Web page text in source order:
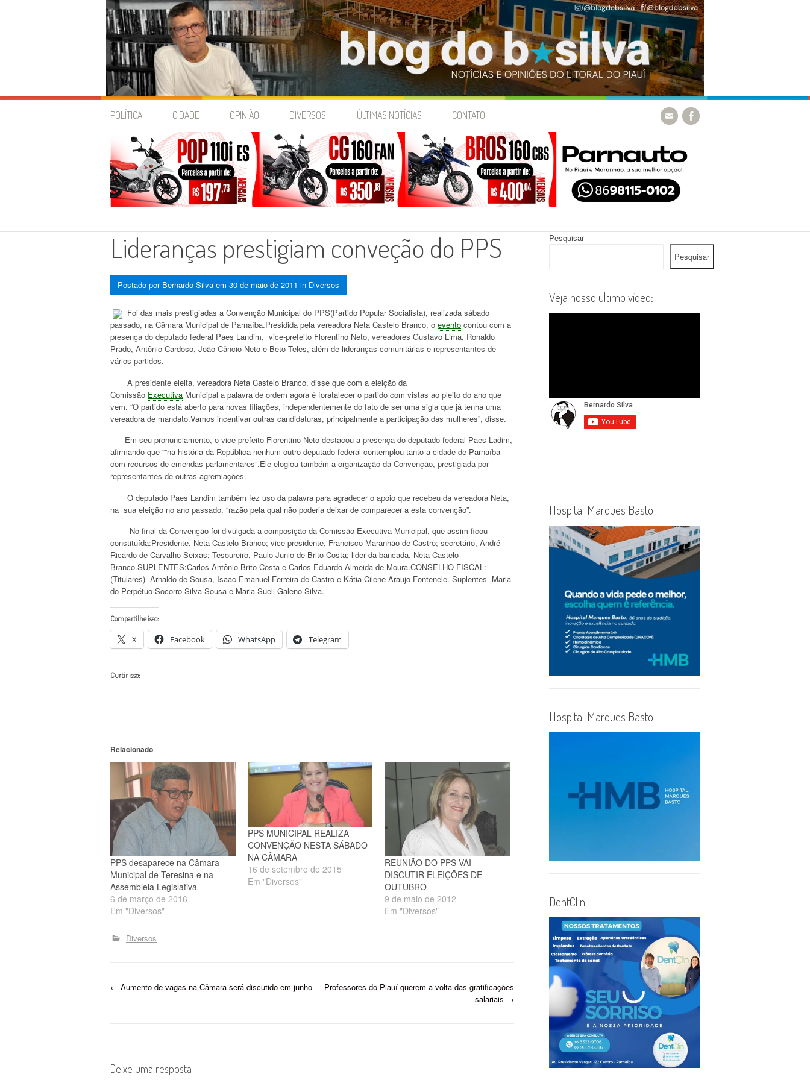
Skip
POLÍTICA CIDADE OPINIÃO DIVERSOS ÚLTIMAS NOTÍCIAS CONTATO
Lideranças prestigiam conveção do PPS
Postado por Bernardo Silva em 30 de maio de 2011 in Diversos
Foi das mais prestigiadas a Convenção Municipal do PPS(Partido Popular Socialista), realizada sábado
passado, na Câmara Municipal de Parnaíba.Presidida pela vereadora Neta Castelo Branco, o evento contou com a
presença do deputado federal Paes Landim, vice-prefeito Florentino Neto, vereadores Gustavo Lima, Ronaldo
Prado, Antônio Cardoso, João Câncio Neto e Beto Teles, além de lideranças comunitárias e representantes de
vários partidos.
A presidente eleita, vereadora Neta Castelo Branco, disse que com a eleição da
Comissão Executiva Municipal a palavra de ordem agora é foratalecer o partido com vistas ao pleito do ano que
vem. “O partido está aberto para novas filiações, independentemente do fato de ser uma sigla que já tenha uma
vereadora de mandato.Vamos incentivar outras candidaturas, principalmente a participação das mulheres”, disse.
Em seu pronunciamento, o vice-prefeito Florentino Neto destacou a presença do deputado federal Paes Ladim,
afirmando que “”na história da República nenhum outro deputado federal contemplou tanto a cidade de Parnaíba
com recursos de emendas parlamentares”.Ele elogiou também a organização da Convenção, prestigiada por
representantes de outras agremiações.
O deputado Paes Landim também fez uso da palavra para agradecer o apoio que recebeu da vereadora Neta,
na sua eleição no ano passado, “razão pela qual não poderia deixar de comparecer a esta convenção”.
No final da Convenção foi divulgada a composição da Comissão Executiva Municipal, que assim ficou
constituída:Presidente, Neta Castelo Branco; vice-presidente, Francisco Maranhão de Castro; secretário, André
Ricardo de Carvalho Seixas; Tesoureiro, Paulo Junio de Brito Costa; lider da bancada, Neta Castelo
Branco.SUPLENTES:Carlos Antônio Brito Costa e Carlos Eduardo Almeida de Moura.CONSELHO FISCAL:
(Titulares) -Arnaldo de Sousa, Isaac Emanuel Ferreira de Castro e Kátia Cilene Araujo Fontenele. Suplentes- Maria
do Perpétuo Socorro Silva Sousa e Maria Sueli Galeno Silva.
Compartilhe isso:
X Facebook WhatsApp Telegram
Curtir isso:
Relacionado
PPS desaparece na Câmara
Municipal de Teresina e na
Assembleia Legislativa
6 de março de 2016
Em "Diversos"
PPS MUNICIPAL REALIZA
CONVENÇÃO NESTA SÁBADO
NA CÂMARA
16 de setembro de 2015
Em "Diversos"
REUNIÃO DO PPS VAI
DISCUTIR ELEIÇÕES DE
OUTUBRO
9 de maio de 2012
Em "Diversos"
Diversos
P
t
← Aumento de vagas na Câmara será discutido em junho
Professores do Piauí querem a volta das gratificações
salariais →
Deixe uma resposta
Pesquisar
Pesquisar
Veja nosso ultimo vídeo:
Hospital Marques Basto
Hospital Marques Basto
DentClin